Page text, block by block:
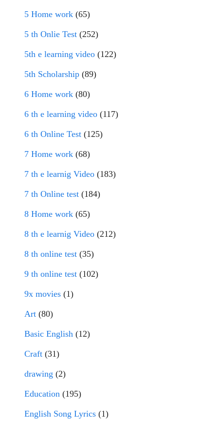
5 Home work (65)
5 th Onlie Test (252)
5th e learning video (122)
5th Scholarship (89)
6 Home work (80)
6 th e learning video (117)
6 th Online Test (125)
7 Home work (68)
7 th e learnig Video (183)
7 th Online test (184)
8 Home work (65)
8 th e learnig Video (212)
8 th online test (35)
9 th online test (102)
9x movies (1)
Art (80)
Basic English (12)
Craft (31)
drawing (2)
Education (195)
English Song Lyrics (1)